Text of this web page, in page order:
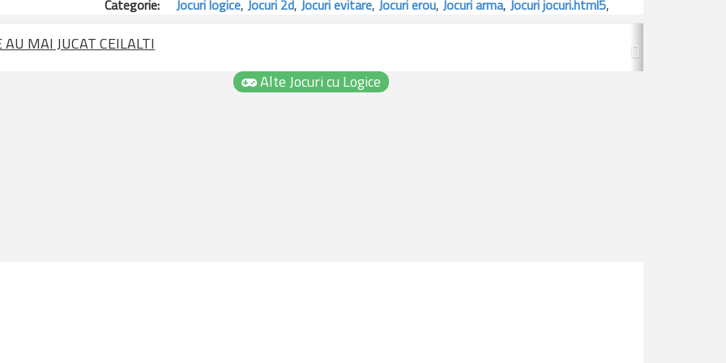
Categorie: Jocuri logice,Jocuri 2d,Jocuri evitare,Jocuri erou,Jocuri arma,Jocuri jocuri.html5,
AU MAI JUCAT CEILALTI Next
Alte Jocuri cu Logice